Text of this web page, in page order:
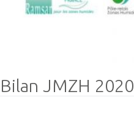
Bilan JMZH 2020